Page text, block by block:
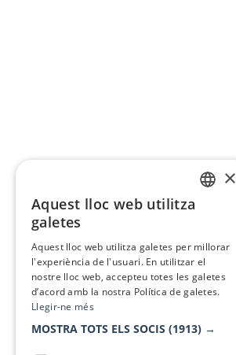
×
Aquest lloc web utilitza
galetes
Aquest lloc web utilitza galetes per millorar
l'experiència de l'usuari. En utilitzar el
nostre lloc web, accepteu totes les galetes
d’acord amb la nostra Política de galetes.
Llegir-ne més
MOSTRA TOTS ELS SOCIS (1913) →